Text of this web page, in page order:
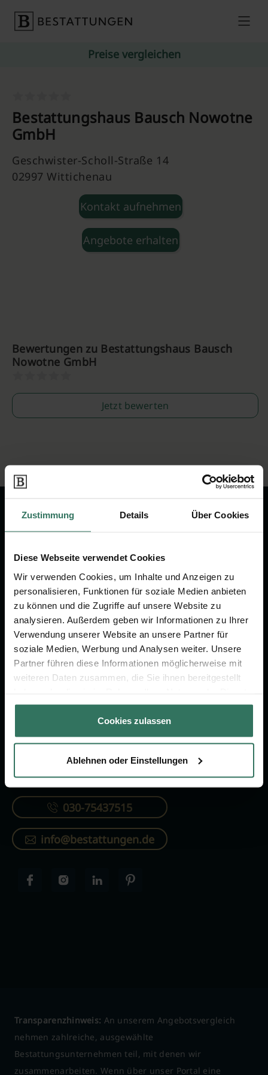
Zustimmung Details Über Cookies
Diese Webseite verwendet Cookies
Wir verwenden Cookies, um Inhalte und Anzeigen zu
personalisieren, Funktionen für soziale Medien anbieten
zu können und die Zugriffe auf unsere Website zu
analysieren. Außerdem geben wir Informationen zu Ihrer
Verwendung unserer Website an unsere Partner für
soziale Medien, Werbung und Analysen weiter. Unsere
Partner führen diese Informationen möglicherweise mit
weiteren Daten zusammen, die Sie ihnen bereitgestellt
gesammelt haben.
Cookies zulassen
Ablehnen oder Einstellungen
Preise vergleichen
Bestattungshaus Bausch Nowotne
GmbH
Geschwister-Scholl-Straße 14
02997 Wittichenau
Kontakt aufnehmen
Angebote erhalten
Bewertungen zu Bestattungshaus Bausch
Nowotne GmbH
Jetzt bewerten
um das Thema Bestattung &
Vorsorge.
Jetzt beraten lassen
FÜR SIE
Vergleich
Ratgeber
FÜR BESTATTER
Online-Portal
Kostenlos registrieren
KONTAKTIEREN SIE UNS
030-75437515
info@bestattungen.de
Transparenzhinweis: An unserem Angebotsvergleich
nehmen zahlreiche, ausgewählte
Bestattungsunternehmen teil, mit denen wir
zusammenarbeiten. Wenn über unser Portal eine